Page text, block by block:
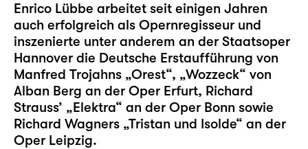
Enrico Lübbe arbeitet seit einigen Jahren
auch erfolgreich als Opernregisseur und
inszenierte unter anderem an der Staatsoper
Hannover die Deutsche Erstaufführung von
Manfred Trojahns „Orest“, „Wozzeck“ von
Alban Berg an der Oper Erfurt, Richard
Strauss’ „Elektra“ an der Oper Bonn sowie
Richard Wagners „Tristan und Isolde“ an der
Oper Leipzig.